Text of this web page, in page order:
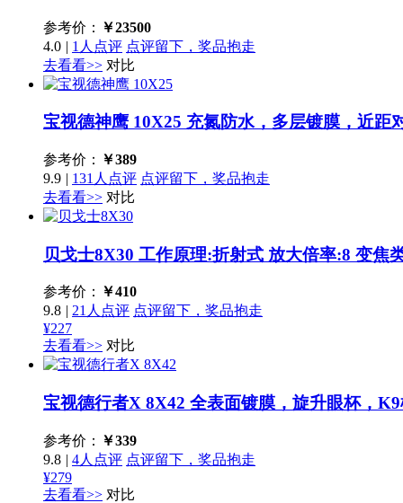
参考价： ￥23500
4.0 | 1人点评 点评留下，奖品抱走
去看看>> 对比
宝视德神鹰 10X25 充氮防水，多层镀膜，近距
参考价： ￥389
9.9 | 131人点评 点评留下，奖品抱走
去看看>> 对比
贝戈士8X30 工作原理:折射式 放大倍率:8 变焦
参考价： ￥410
9.8 | 21人点评 点评留下，奖品抱走
¥227
去看看>> 对比
宝视德行者X 8X42 全表面镀膜，旋升眼杯，
参考价： ￥339
9.8 | 4人点评 点评留下，奖品抱走
¥279
去看看>> 对比